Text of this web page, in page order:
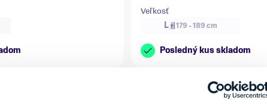
Veľkosť
L
179 - 189 cm
Posledný kus skladom